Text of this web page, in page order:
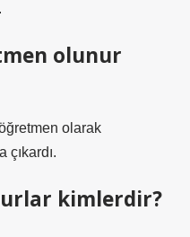
olunur
olarak
çıkardı.
kimlerdir?